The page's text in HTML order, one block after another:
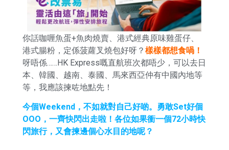
你話咖喱魚蛋+魚肉燒賣、港式經典原味雞蛋仔、
港式腸粉，定係菠蘿叉燒包好呀？ 樣樣都想食喎！
呀唔係……HK Express嘅直航班次都唔少，可以去日
本、韓國、越南、泰國、馬來西亞仲有中國內地等
等，我應該揀咗地點先！
今個Weekend，不如就對自己好啲。勇敢Set好個
OOO，一齊快閃出走啦！各位如果衝一個72小時快
閃旅行，又會揀邊個心水目的地呢？